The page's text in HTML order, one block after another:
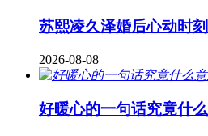
苏熙凌久泽婚后心动时
2026-08-08
好暖心的一句话究竟什